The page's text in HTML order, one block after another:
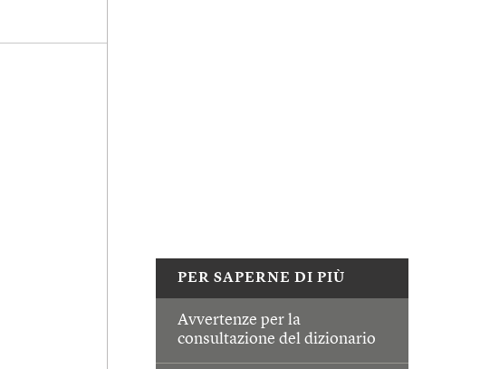
PER SAPERNE DI PIÙ
Avvertenze per la
consultazione del dizionario